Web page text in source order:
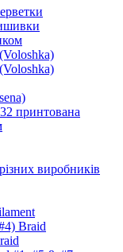
принтована
виробників
Braid